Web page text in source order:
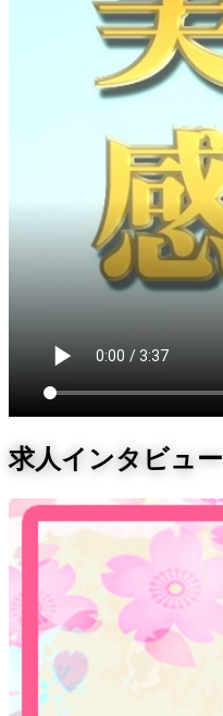
求人インタビュー